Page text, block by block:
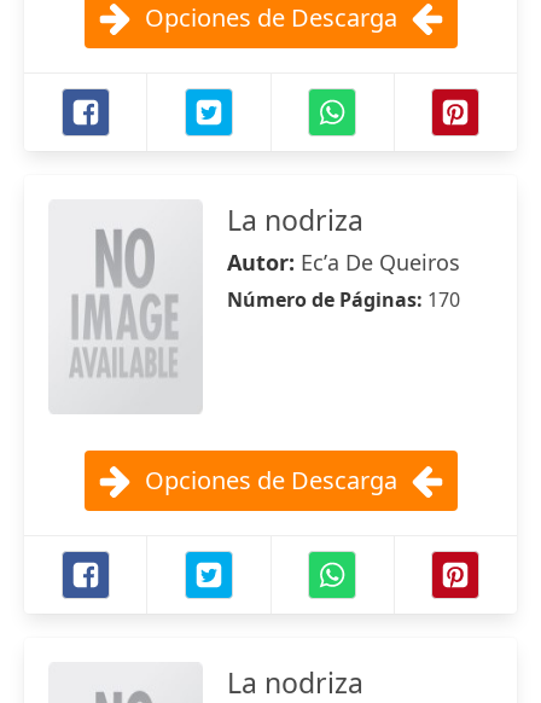
Opciones de Descarga
La nodriza
Autor: Ecʹa De Queiros
Número de Páginas: 170
Opciones de Descarga
La nodriza